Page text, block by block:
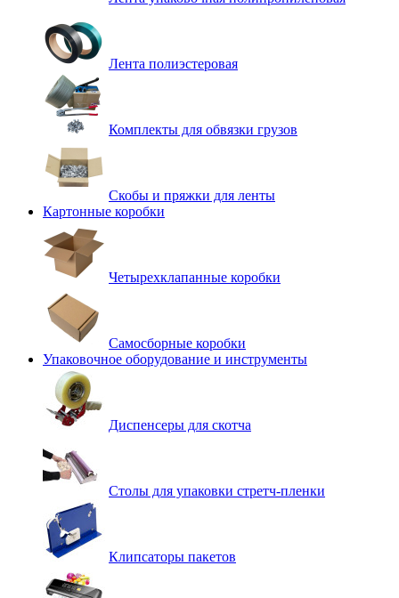
Лента полиэстеровая
Комплекты для обвязки грузов
Скобы и пряжки для ленты
Картонные коробки
Четырехклапанные коробки
Самосборные коробки
Упаковочное оборудование и инструменты
Диспенсеры для скотча
Столы для упаковки стретч-пленки
Клипсаторы пакетов